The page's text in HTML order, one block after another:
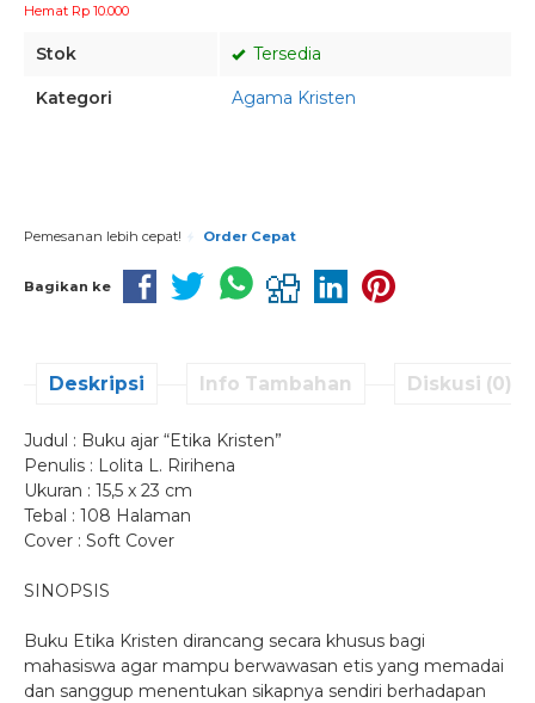
Hemat Rp 10.000
Stok Tersedia
Kategori Agama Kristen
Pemesanan lebih cepat! Order Cepat
Bagikan ke
Deskripsi Info Tambahan Diskusi (0)
Judul : Buku ajar “Etika Kristen”
Penulis : Lolita L. Ririhena
Ukuran : 15,5 x 23 cm
Tebal : 108 Halaman
Cover : Soft Cover
SINOPSIS
Buku Etika Kristen dirancang secara khusus bagi
mahasiswa agar mampu berwawasan etis yang memadai
dan sanggup menentukan sikapnya sendiri berhadapan